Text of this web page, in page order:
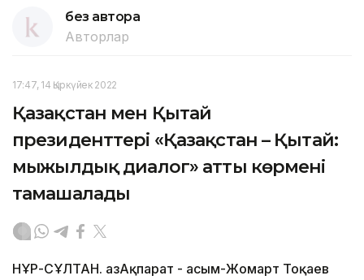
без автора
Авторлар
17:47, 14 Қыркүйек 2022
Қазақстан мен Қытай
президенттері «Қазақстан – Қытай:
мыңжылдық диалог» атты көрмені
тамашалады
НҰР-СҰЛТАН. ҚазАқпарат - Қасым-Жомарт Тоқаев